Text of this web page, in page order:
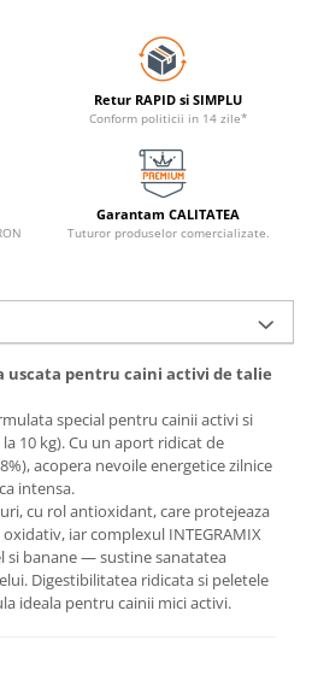
Retur RAPID si SIMPLU
Conform politicii in 14 zile*
Garantam CALITATEA
Tuturor produselor comercializate.
uscata pentru caini activi de talie
special pentru cainii activi si
10 kg). Cu un aport ridicat de
acopera nevoile energetice zilnice
intensa.
cu rol antioxidant, care protejeaza
iar complexul INTEGRAMIX
si banane — sustine sanatatea
Digestibilitatea ridicata si peletele
ideala pentru cainii mici activi.